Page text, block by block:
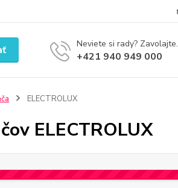
Neviete si rady? Zavolajte.
+421 940 949 000
ELECTROLUX
ELECTROLUX